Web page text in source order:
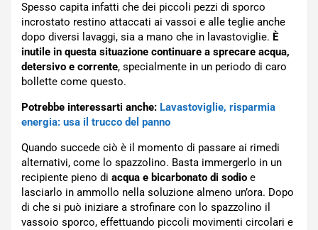
Spesso capita infatti che dei piccoli pezzi di sporco
incrostato restino attaccati ai vassoi e alle teglie anche
dopo diversi lavaggi, sia a mano che in lavastoviglie. È
inutile in questa situazione continuare a sprecare acqua,
detersivo e corrente, specialmente in un periodo di caro
bollette come questo.
Potrebbe interessarti anche: Lavastoviglie, risparmia
energia: usa il trucco del panno
Quando succede ciò è il momento di passare ai rimedi
alternativi, come lo spazzolino. Basta immergerlo in un
recipiente pieno di acqua e bicarbonato di sodio e
lasciarlo in ammollo nella soluzione almeno un’ora. Dopo
di che si può iniziare a strofinare con lo spazzolino il
vassoio sporco, effettuando piccoli movimenti circolari e